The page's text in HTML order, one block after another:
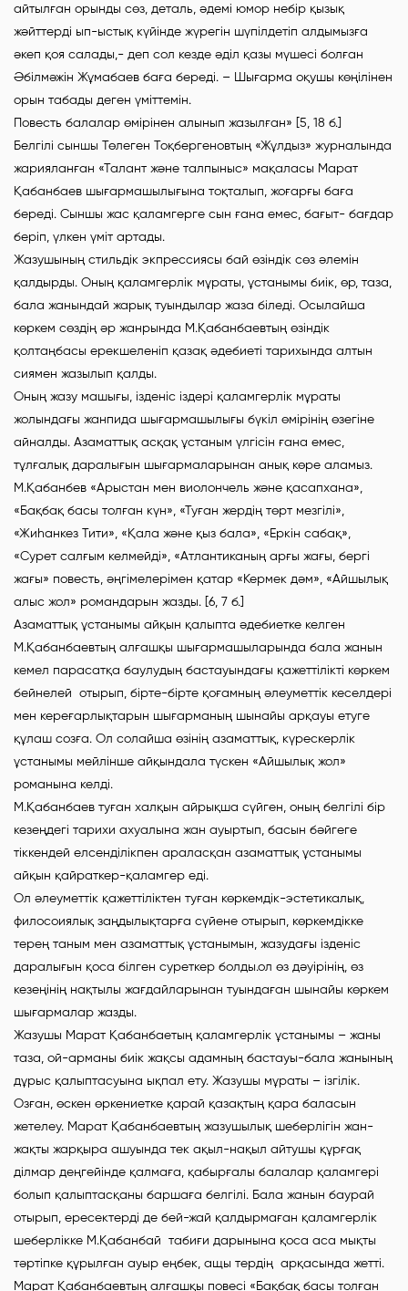
айтылған орынды сөз, деталь, әдемі юмор небір қызық
жәйттерді ып-ыстық күйінде жүрегін шүпілдетіп алдымызға
әкеп қоя салады,- деп сол кезде әділ қазы мүшесі болған
Әбілмәжін Жұмабаев баға береді. – Шығарма оқушы көңілінен
орын табады деген үміттемін.
Повесть балалар өмірінен алынып жазылған» [5, 18 б.]
Белгілі сыншы Төлеген Тоқбергеновтың «Жұлдыз» журналында
жарияланған «Талант және талпыныс» мақаласы Марат
Қабанбаев шығармашылығына тоқталып, жоғарғы баға
береді. Сыншы жас қаламгерге сын ғана емес, бағыт- бағдар
беріп, үлкен үміт артады.
Жазушының стильдік экпрессиясы бай өзіндік сөз әлемін
қалдырды. Оның қаламгерлік мұраты, ұстанымы биік, өр, таза,
бала жанындай жарық туындылар жаза біледі. Осылайша
көркем сөздің әр жанрында М.Қабанбаевтың өзіндік
қолтаңбасы ерекшеленіп қазақ әдебиеті тарихында алтын
сиямен жазылып қалды.
Оның жазу машығы, ізденіс іздері қаламгерлік мұраты
жолындағы жанпида шығармашылығы бүкіл өмірінің өзегіне
айналды. Азаматтық асқақ ұстаным үлгісін ғана емес,
тұлғалық даралығын шығармаларынан анық көре аламыз.
М.Қабанбев «Арыстан мен виолончель және қасапхана»,
«Бақбақ басы толған күн», «Туған жердің төрт мезгілі»,
«Жиһанкез Тити», «Қала және қыз бала», «Еркін сабақ»,
«Сурет салғым келмейді», «Атлантиканың арғы жағы, бергі
жағы» повесть, әңгімелерімен қатар «Кермек дәм», «Айшылық
алыс жол» романдарын жазды. [6, 7 б.]
Азаматтық ұстанымы айқын қалыпта әдебиетке келген
М.Қабанбаевтың алғашқы шығармашыларында бала жанын
кемел парасатқа баулудың бастауындағы қажеттілікті көркем
бейнелей отырып, бірте-бірте қоғамның әлеуметтік кеселдері
мен кереғарлықтарын шығарманың шынайы арқауы етуге
құлаш созға. Ол солайша өзінің азаматтық, күрескерлік
ұстанымы мейлінше айқындала түскен «Айшылық жол»
романына келді.
М.Қабанбаев туған халқын айрықша сүйген, оның белгілі бір
кезеңдегі тарихи ахуалына жан ауыртып, басын бәйгеге
тіккендей елсенділікпен араласқан азаматтық ұстанымы
айқын қайраткер-қаламгер еді.
Ол әлеуметтік қажеттіліктен туған көркемдік-эстетикалық,
филосоиялық заңдылықтарға сүйене отырып, көркемдікке
терең таным мен азаматтық ұстанымын, жазудағы ізденіс
даралығын қоса білген суреткер болды.ол өз дәуірінің, өз
кезеңінің нақтылы жағдайларынан туындаған шынайы көркем
шығармалар жазды.
Жазушы Марат Қабанбаетың қаламгерлік ұстанымы – жаны
таза, ой-арманы биік жақсы адамның бастауы-бала жанының
дұрыс қалыптасуына ықпал ету. Жазушы мұраты – ізгілік.
Озған, өскен өркениетке қарай қазақтың қара баласын
жетелеу. Марат Қабанбаевтың жазушылық шеберлігін жан-
жақты жарқыра ашуында тек ақыл-нақыл айтушы құрғақ
ділмар деңгейінде қалмаға, қабырғалы балалар қаламгері
болып қалыптасқаны баршаға белгілі. Бала жанын баурай
отырып, ересектерді де бей-жай қалдырмаған қаламгерлік
шеберлікке М.Қабанбай табиғи дарынына қоса аса мықты
тәртіпке құрылған ауыр еңбек, ащы тердің арқасында жетті.
Марат Қабанбаевтың алғашқы повесі «Бақбақ басы толған